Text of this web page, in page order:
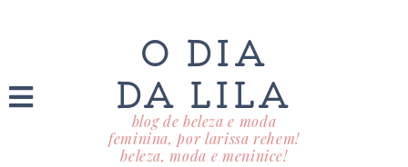
O DIA
DA LILA
blog de beleza e moda
feminina, por larissa rehem!
beleza, moda e meninice!